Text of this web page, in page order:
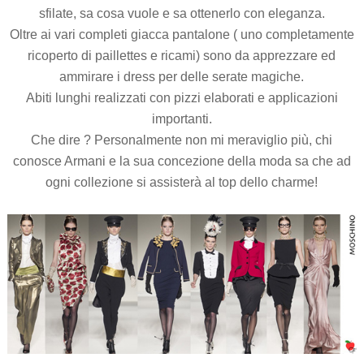
sfilate, sa cosa vuole e sa ottenerlo con eleganza.
Oltre ai vari completi giacca pantalone ( uno completamente
ricoperto di paillettes e ricami) sono da apprezzare ed
ammirare i dress per delle serate magiche.
Abiti lunghi realizzati con pizzi elaborati e applicazioni
importanti.
Che dire ? Personalmente non mi meraviglio più, chi
conosce Armani e la sua concezione della moda sa che ad
ogni collezione si assisterà al top dello charme!